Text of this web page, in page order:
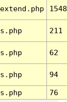
1548
211
62
94
76